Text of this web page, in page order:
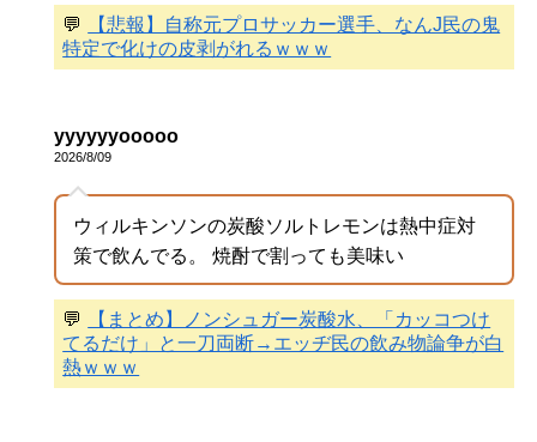
💬
【悲報】自称元プロサッカー選手、なんJ民の鬼
特定で化けの皮剥がれるｗｗｗ
yyyyyyooooo
2026/8/09
ウィルキンソンの炭酸ソルトレモンは熱中症対
策で飲んでる。 焼酎で割っても美味い
💬
【まとめ】ノンシュガー炭酸水、「カッコつけ
てるだけ」と一刀両断→エッヂ民の飲み物論争が白
熱ｗｗｗ